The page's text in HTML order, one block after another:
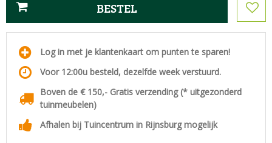
Log in met je klantenkaart om punten te sparen!
Voor 12:00u besteld, dezelfde week verstuurd.
Boven de € 150,- Gratis verzending (* uitgezonderd
tuinmeubelen)
Afhalen bij Tuincentrum in Rijnsburg mogelijk